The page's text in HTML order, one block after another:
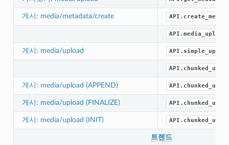
게시: media/metadata/create
게시: media/upload
게시: media/upload (APPEND)
게시: media/upload (FINALIZE)
게시: media/upload (INIT)
트렌드